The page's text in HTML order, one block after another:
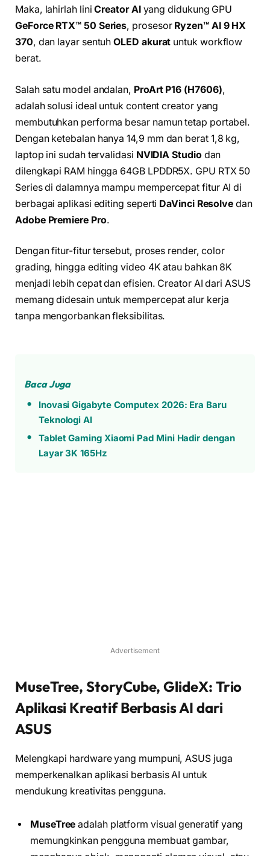
Maka, lahirlah liniCreator AIyang didukung GPU
GeForce RTX™ 50 Series, prosesor Ryzen™ AI 9 HX
370, dan layar sentuhOLED akurat untuk workflow
berat.
Salah satu model andalan, ProArt P16 (H7606),
adalah solusi ideal untuk content creator yang
membutuhkan performa besar namun tetap portabel.
Dengan ketebalan hanya 14,9 mm dan berat 1,8 kg,
laptop ini sudah tervalidasi NVIDIA Studiodan
dilengkapi RAM hingga 64GB LPDDR5X. GPU RTX 50
Series di dalamnya mampu mempercepat fitur AI di
berbagai aplikasi editing seperti DaVinci Resolve dan
Adobe Premiere Pro.
Dengan fitur-fitur tersebut, proses render, color
grading, hingga editing video 4K atau bahkan 8K
menjadi lebih cepat dan efisien. Creator AI dari ASUS
memang didesain untuk mempercepat alur kerja
tanpa mengorbankan fleksibilitas.
Baca Juga
Inovasi Gigabyte Computex 2026: Era Baru
Teknologi AI
Tablet Gaming Xiaomi Pad Mini Hadir dengan
Layar 3K 165Hz
Advertisement
MuseTree, StoryCube, GlideX: Trio
Aplikasi Kreatif Berbasis AI dari
ASUS
Melengkapi hardware yang mumpuni, ASUS juga
memperkenalkan aplikasi berbasis AI untuk
mendukung kreativitas pengguna.
MuseTree adalah platform visual generatif yang
memungkinkan pengguna membuat gambar,